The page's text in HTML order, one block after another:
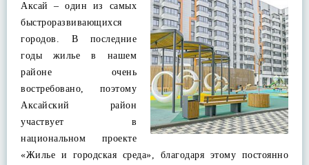
Аксай – один из самых
быстроразвивающихся
городов. В последние
годы жилье в нашем
районе очень
востребовано, поэтому
Аксайский район
участвует в
национальном проекте
«Жилье и городская среда», благодаря этому постоянно